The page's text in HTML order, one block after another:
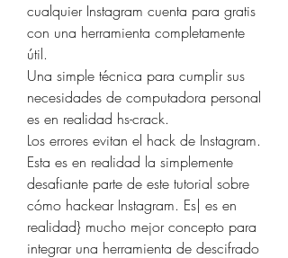
cualquier Instagram cuenta para gratis
con una herramienta completamente
útil.
Una simple técnica para cumplir sus
necesidades de computadora personal
es en realidad hs-crack.
Los errores evitan el hack de Instagram.
Esta es en realidad la simplemente
desafiante parte de este tutorial sobre
cómo hackear Instagram. Es| es en
realidad} mucho mejor concepto para
integrar una herramienta de descifrado